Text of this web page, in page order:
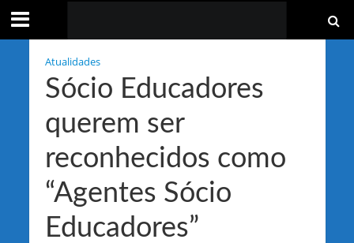
Atualidades
Sócio Educadores
querem ser
reconhecidos como
“Agentes Sócio
Educadores”